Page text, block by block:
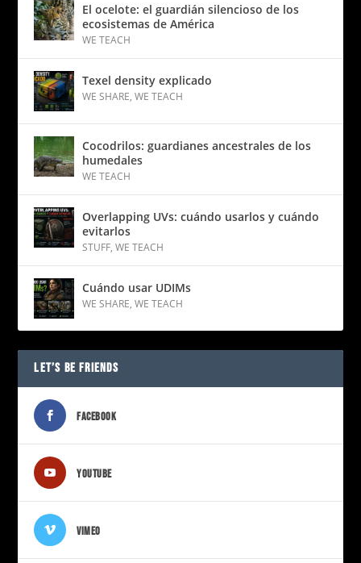
El ocelote: el guardián silencioso de los
ecosistemas de América
WE TEACH
Texel density explicado
WE SHARE,WE TEACH
Cocodrilos: guardianes ancestrales de los
humedales
WE TEACH
Overlapping UVs: cuándo usarlos y cuándo
evitarlos
STUFF,WE TEACH
Cuándo usar UDIMs
WE SHARE,WE TEACH
LET’S BE FRIENDS
FACEBOOK
YOUTUBE
VIMEO